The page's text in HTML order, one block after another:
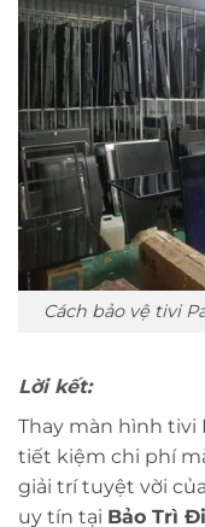
Cách bảo vệ tivi
Lời kết:
Thay màn hình tivi
tiết kiệm chi phí
giải trí tuyệt vời
uy tín tại Bảo Trì